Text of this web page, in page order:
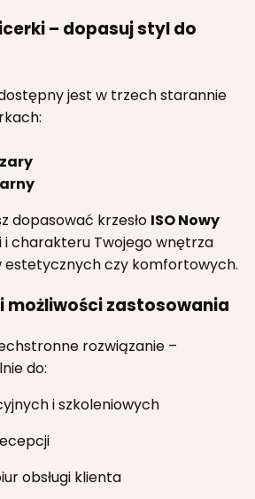
– dopasuj styl do
jest w trzech starannie
dopasować krzesło ISO Nowy
i charakteru Twojego wnętrza
estetycznych czy komfortowych.
możliwości zastosowania
rozwiązanie –
do:
i szkoleniowych
obsługi klienta